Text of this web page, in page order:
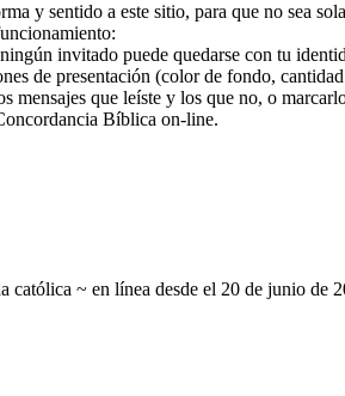
y sentido a este sitio, para que no sea
invitado puede quedarse con tu
de presentación (color de fondo,
mensajes que leíste y los que no, o
Bíblica on-line.
católica ~ en línea desde el 20 de junio de